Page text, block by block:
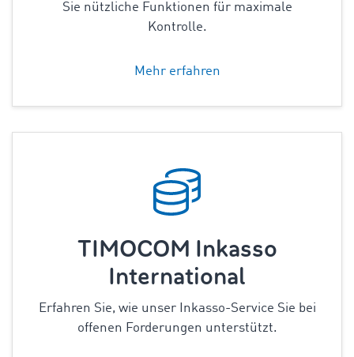
Sie nützliche Funktionen für maximale
Kontrolle.
Mehr erfahren
TIMOCOM Inkasso
International
Erfahren Sie, wie unser Inkasso-Service Sie bei
offenen Forderungen unterstützt.